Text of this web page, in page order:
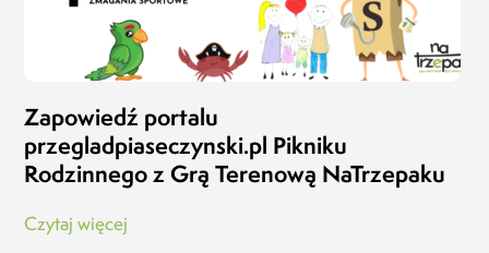
Zapowiedź portalu
przegladpiaseczynski.pl Pikniku
Rodzinnego z Grą Terenową NaTrzepaku
Czytaj więcej